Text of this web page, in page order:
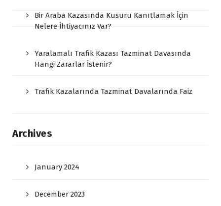
Bir Araba Kazasında Kusuru Kanıtlamak İçin
Nelere İhtiyacınız Var?
Yaralamalı Trafik Kazası Tazminat Davasında
Hangi Zararlar İstenir?
Trafik Kazalarında Tazminat Davalarında Faiz
Archives
January 2024
December 2023